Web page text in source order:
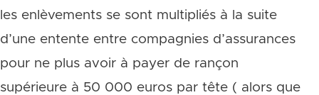
les enlèvements se sont multipliés à la suite
d’une entente entre compagnies d’assurances
pour ne plus avoir à payer de rançon
supérieure à 50 000 euros par tête ( alors que